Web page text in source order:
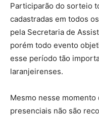
Participarão do sorteio
cadastradas em todos
pela Secretaria de
porém todo evento
esse período tão
laranjeirenses.
Mesmo nesse
presenciais não são